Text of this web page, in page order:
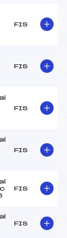
FIS
FIS
FIS
FIS
FIS
FIS